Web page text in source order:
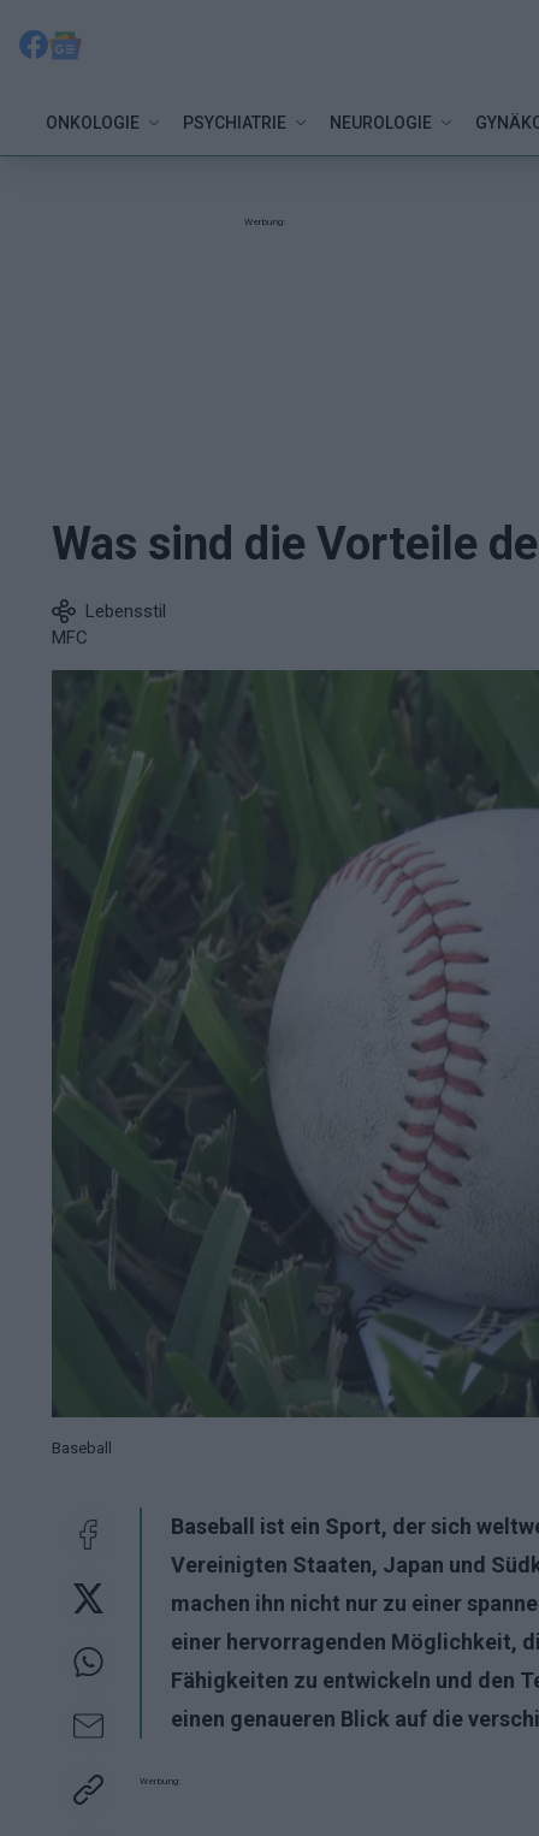
ONKOLOGIE PSYCHIATRIE NEUROLOGIE
Werbung:
Was sind die Vorteile
Lebensstil
MFC
Baseball
Baseball ist ein Sport, der sich
Vereinigten Staaten, Japan und
machen ihn nicht nur zu einer
einer hervorragenden Möglichkeit,
Fähigkeiten zu entwickeln und den
einen genaueren Blick auf die
Werbung: